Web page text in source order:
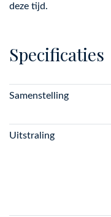
deze tijd.
Specificaties
Samenstelling
Uitstraling